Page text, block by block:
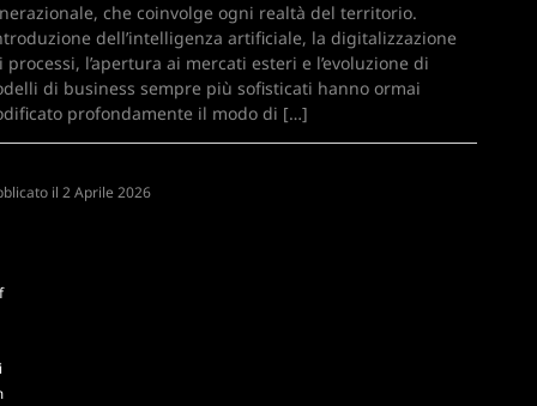
che coinvolge ogni realtà del territorio.
dell’intelligenza artificiale, la digitalizzazione
processi, l’apertura ai mercati esteri e l’evoluzione di
di business sempre più sofisticati hanno ormai
profondamente il modo di […]
il 2 Aprile 2026